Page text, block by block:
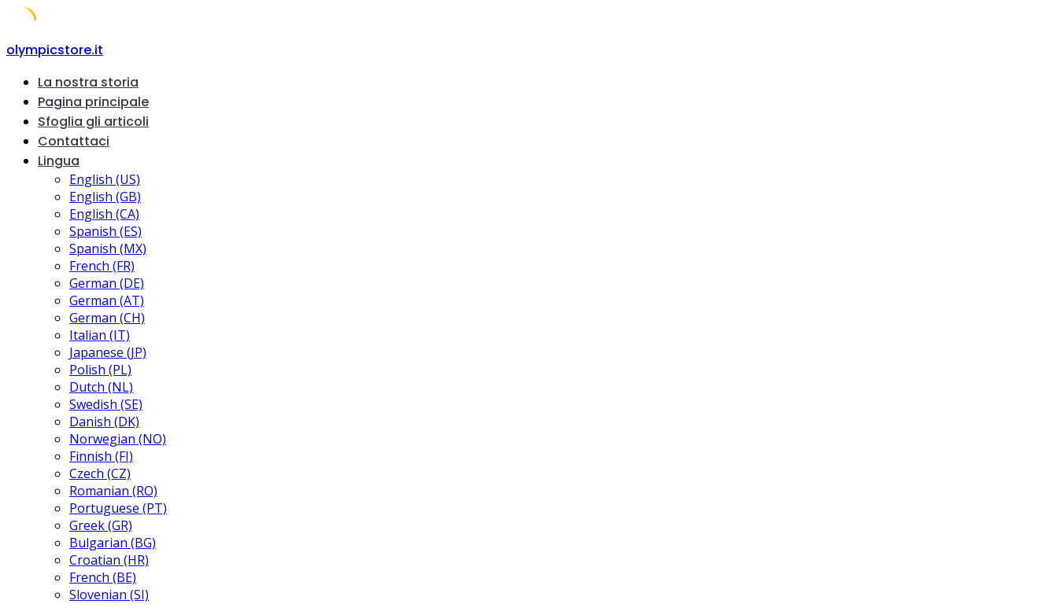
Skip
content
olympicstore.it
La nostra storia
Pagina principale
Sfoglia gli articoli
Contattaci
Lingua
English (US)
English (GB)
English (CA)
Spanish (ES)
Spanish (MX)
French (FR)
German (DE)
German (AT)
German (CH)
Italian (IT)
Japanese (JP)
Polish (PL)
Dutch (NL)
Swedish (SE)
Danish (DK)
Norwegian (NO)
Finnish (FI)
Czech (CZ)
Romanian (RO)
Portuguese (PT)
Greek (GR)
Bulgarian (BG)
Croatian (HR)
French (BE)
Slovenian (SI)